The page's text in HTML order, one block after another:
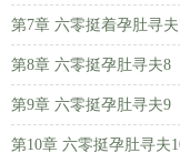
第7章 六零挺着孕肚寻
第8章 六零挺孕肚寻夫8
第9章 六零挺孕肚寻夫9
第10章 六零挺孕肚寻夫